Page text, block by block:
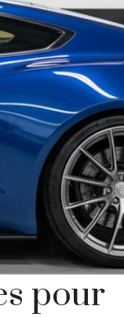
pour